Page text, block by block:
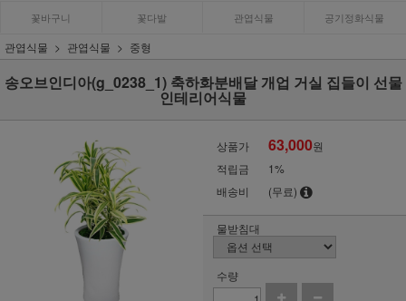
꽃바구니 꽃다발 관엽식물 공기정화식물
관엽식물 관엽식물 중형
송오브인디아(g_0238_1) 축하화분배달 개업 거실 집들이 선물
인테리어식물
상품가 63,000원
적립금
1%
배송비
(무료)
물받침대
수량